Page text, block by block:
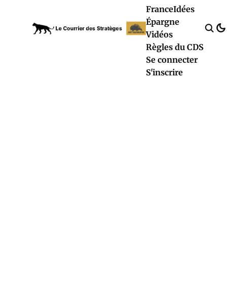
FranceIdées
Épargne
Vidéos
Règles du CDS
Se connecter
S'inscrire